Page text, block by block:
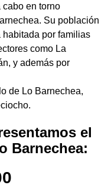
en torno
Su población
por familias
como La
y además por
de Lo Barnechea,
el
Barnechea: